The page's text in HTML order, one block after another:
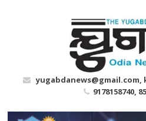
yugabdanews@gmail.com,
9178158740,